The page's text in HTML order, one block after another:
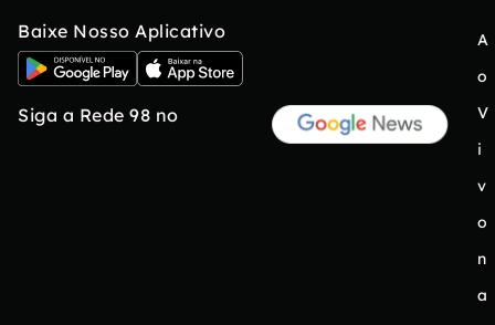
Baixe Nosso Aplicativo
Siga a Rede 98 no
A
o
V
i
v
o
n
a